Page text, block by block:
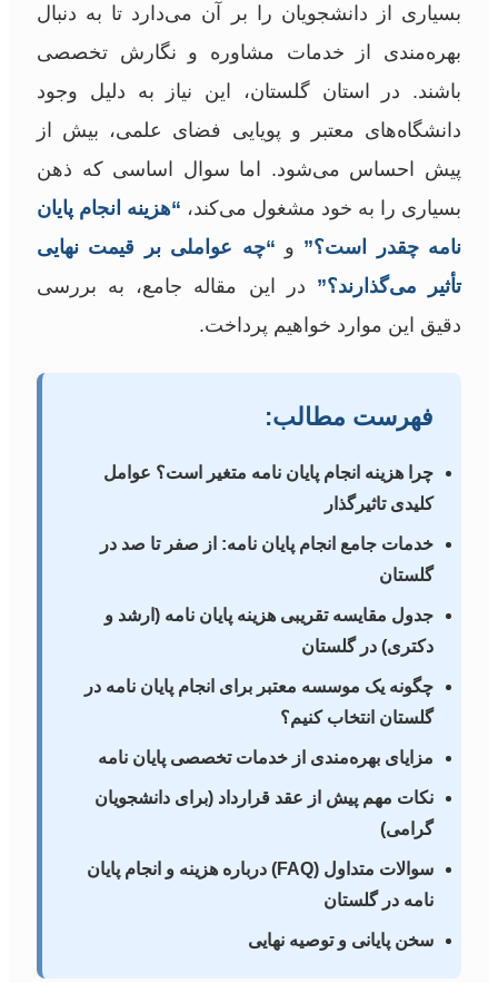
بسیاری از دانشجویان را بر آن می‌دارد تا به دنبال
بهره‌مندی از خدمات مشاوره و نگارش تخصصی
باشند. در استان گلستان، این نیاز به دلیل وجود
دانشگاه‌های معتبر و پویایی فضای علمی، بیش از
پیش احساس می‌شود. اما سوال اساسی که ذهن
بسیاری را به خود مشغول می‌کند، “هزینه انجام پایان
نامه چقدر است؟” و “چه عواملی بر قیمت نهایی
تأثیر می‌گذارند؟” در این مقاله جامع، به بررسی
دقیق این موارد خواهیم پرداخت.
فهرست مطالب:
چرا هزینه انجام پایان نامه متغیر است؟ عوامل
کلیدی تاثیرگذار
خدمات جامع انجام پایان نامه: از صفر تا صد در
گلستان
جدول مقایسه تقریبی هزینه پایان نامه (ارشد و
دکتری) در گلستان
چگونه یک موسسه معتبر برای انجام پایان نامه در
گلستان انتخاب کنیم؟
مزایای بهره‌مندی از خدمات تخصصی پایان نامه
نکات مهم پیش از عقد قرارداد (برای دانشجویان
گرامی)
سوالات متداول (FAQ) درباره هزینه و انجام پایان
نامه در گلستان
سخن پایانی و توصیه نهایی